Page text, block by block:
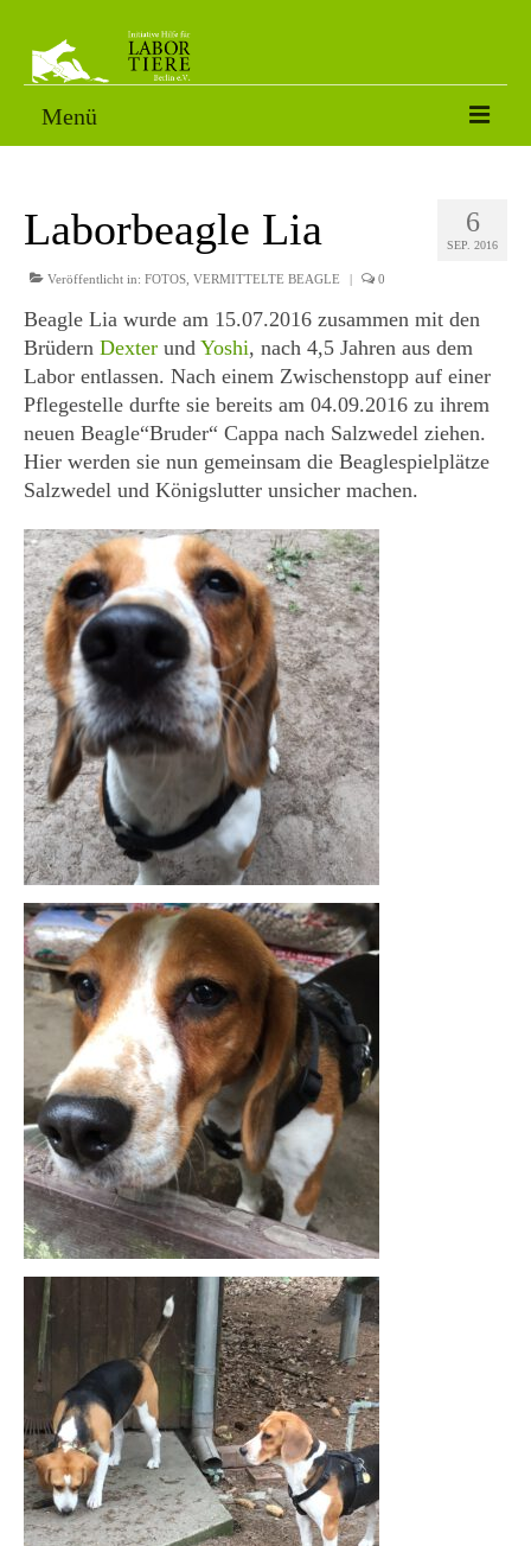
Menü
SORGENFÄLLE
PATENSCHAFT
AKTUELLES
FOTOS
NACH DEM LABOR
ÜBER UNS
KONTAKT
6
SEP. 2016
Laborbeagle Lia
Veröffentlicht in: FOTOS VERMITTELTE BEAGLE | 0
Beagle Lia wurde am 15.07.2016 zusammen mit den
Brüdern Dexter und Yoshi, nach 4,5 Jahren aus dem
Labor entlassen. Nach einem Zwischenstopp auf einer
Pflegestelle durfte sie bereits am 04.09.2016 zu ihrem
neuen Beagle“Bruder“ Cappa nach Salzwedel ziehen.
Hier werden sie nun gemeinsam die Beaglespielplätze
Salzwedel und Königslutter unsicher machen.